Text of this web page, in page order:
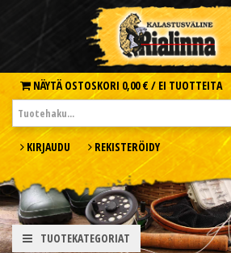
NÄYTÄ OSTOSKORI 0,00 € / EI TUOTTEITA
KIRJAUDU REKISTERÖIDY
TUOTEKATEGORIAT